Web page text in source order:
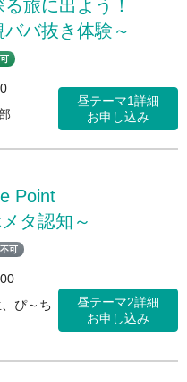
旅に出よう！
昼テーマ1詳細
お申し込み
Point
タ認知～
可
ぴ～ち
昼テーマ2詳細
お申し込み